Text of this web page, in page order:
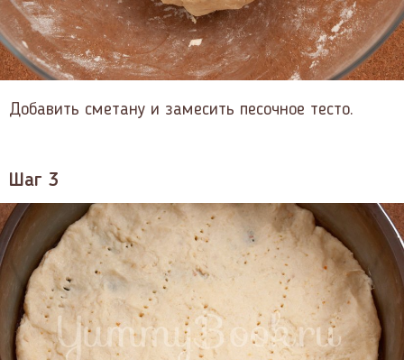
Добавить сметану и замесить песочное тесто.
Шаг 3